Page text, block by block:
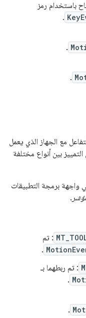
باستخدام رمز
.
.
.
مع الجهاز الذي يعمل
بين أنواع مختلفة
.
: تم
.
: تم ربطهما بـ
.
.